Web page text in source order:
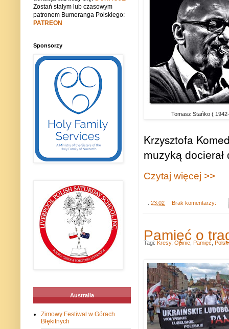
Tomasz Stańko (
Krzysztofa
muzyką
Czytaj więcej >>
23:02 Brak komentarzy:
Pamięć o
Tagi: Kresy, Opinie Pamięć
Zostań stałym lub czasowym
patronem Bumeranga Polskiego:
PATREON
Sponsorzy
Australia
Zimowy Festiwal w Górach
Błękitnych